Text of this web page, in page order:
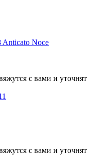
Anticato Noce
с вами и уточнят
с вами и уточнят